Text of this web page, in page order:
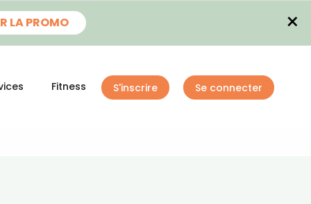
LA PROMO ×
Fitness S'inscrire Se connecter